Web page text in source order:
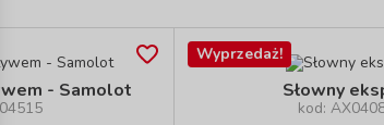
- Samolot
Wyprzedaż!
Słowny
kod: